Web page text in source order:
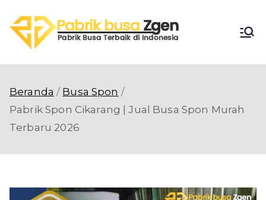
ke
konten
Pabri
Busa
Beranda
Busa Spon
Pabrik Spon Cikarang | Jual Busa Spon Murah
Terbaru 2026